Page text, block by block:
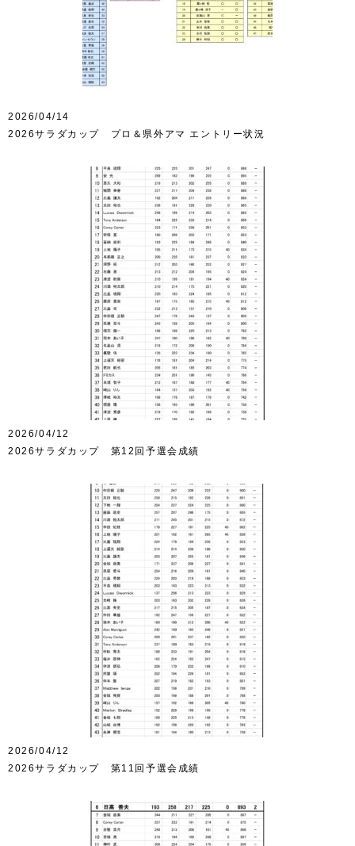
2026/04/14
2026サラダカップ プロ＆県外アマ エントリー状況
2026/04/12
2026サラダカップ 第12回予選会成績
2026/04/12
2026サラダカップ 第11回予選会成績